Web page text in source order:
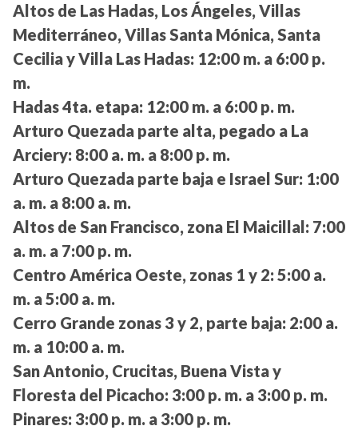
Altos de Las Hadas, Los Ángeles, Villas
Mediterráneo, Villas Santa Mónica, Santa
Cecilia y Villa Las Hadas: 12:00 m. a 6:00 p.
m.
Hadas 4ta. etapa: 12:00 m. a 6:00 p. m.
Arturo Quezada parte alta, pegado a La
Arciery: 8:00 a. m. a 8:00 p. m.
Arturo Quezada parte baja e Israel Sur: 1:00
a. m. a 8:00 a. m.
Altos de San Francisco, zona El Maicillal: 7:00
a. m. a 7:00 p. m.
Centro América Oeste, zonas 1 y 2: 5:00 a.
m. a 5:00 a. m.
Cerro Grande zonas 3 y 2, parte baja: 2:00 a.
m. a 10:00 a. m.
San Antonio, Crucitas, Buena Vista y
Floresta del Picacho: 3:00 p. m. a 3:00 p. m.
Pinares: 3:00 p. m. a 3:00 p. m.